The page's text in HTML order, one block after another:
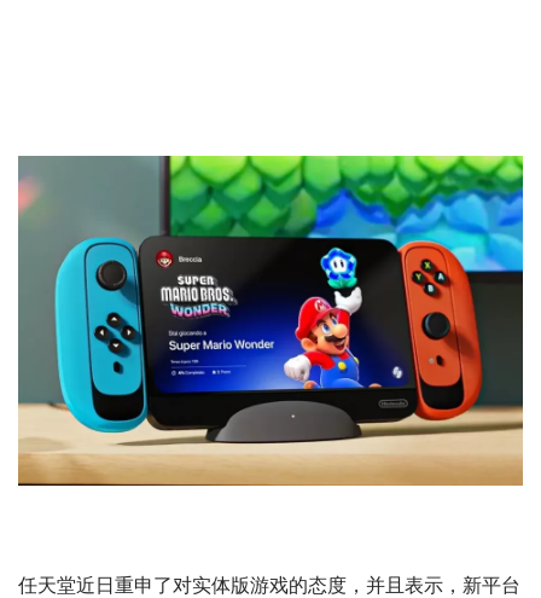
任天堂近日重申了对实体版游戏的态度，并且表示，新平台